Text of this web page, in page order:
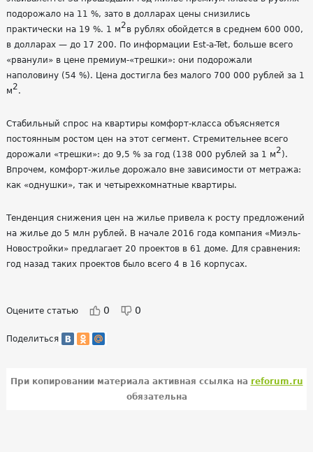
подорожало на 11 %, зато в долларах цены снизились
практически на 19 %. 1 м2в рублях обойдется в среднем 600 000,
в долларах — до 17 200. По информации Est-a-Tet, больше всего
«рванули» в цене премиум-«трешки»: они подорожали
наполовину (54 %). Цена достигла без малого 700 000 рублей за 1
м2.
Стабильный спрос на квартиры комфорт-класса объясняется
постоянным ростом цен на этот сегмент. Стремительнее всего
дорожали «трешки»: до 9,5 % за год (138 000 рублей за 1 м2).
Впрочем, комфорт-жилье дорожало вне зависимости от метража:
как «однушки», так и четырехкомнатные квартиры.
Тенденция снижения цен на жилье привела к росту предложений
на жилье до 5 млн рублей. В начале 2016 года компания «Миэль-
Новостройки» предлагает 20 проектов в 61 доме. Для сравнения:
год назад таких проектов было всего 4 в 16 корпусах.
Оцените статью 0 0
Поделиться
При копировании материала активная ссылка на reforum.ru
обязательна